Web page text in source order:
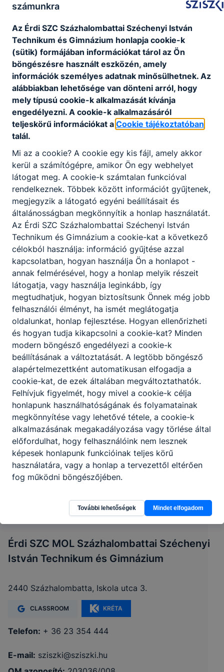
A 2007-2008. tanévben indult először ez a képzés
intézményünkben egy osztállyal. A nyelvi
előkészítő évfolyam célkitűzése az iskolában
oktatott idegen nyelvek (angol, német) mind
alaposabb elsajátítása és bizonyos közismereti
tantárgyak (magyar nyelv, matematika)
felzárkóztatása, szinten tartása. Kiemelt szerepet
kap a képzési struktúrában a digitális kultúra
tantárgy is. Az osztály fő nyelve az angol (10
óra/hét), második nyelve a német (6 óra/hét).
Partnereink
Érdi SZC MOL Százhalombattai Széchenyi
István Technikum és Gimnázium
2440 Százhalombatta, Iskola utca 3.
CLASSROOM KRÉTA
Telefon: + 36 23 354 444
E-mail: sziszki@sziszki.hu
számunkra
Az Érdi SZC Százhalombattai Széchenyi István
Technikum és Gimnázium honlapja cookie-k
(sütik) formájában információkat tárol az Ön
böngészésre használt eszközén, amely
információk személyes adatnak minősülhetnek. Az
alábbiakban lehetősége van dönteni arról, hogy
mely típusú cookie-k alkalmazását kívánja
engedélyezni. A cookie-k alkalmazásáról
teljeskörű információkat a Cookie tájékoztatóban
talál.
Mi az a cookie? A cookie egy kis fájl, amely akkor
kerül a számítógépre, amikor Ön egy webhelyet
látogat meg. A cookie-k számtalan funkcióval
rendelkeznek. Többek között információt gyűjtenek,
megjegyzik a látogató egyéni beállításait és
általánosságban megkönnyítik a honlap használatát.
Az Érdi SZC Százhalombattai Széchenyi István
Technikum és Gimnázium a cookie-kat a következő
célokból használja: információ gyűjtése azzal
kapcsolatban, hogyan használja Ön a honlapot -
annak felmérésével, hogy a honlap melyik részeit
látogatja, vagy használja leginkább, így
megtudhatjuk, hogyan biztosítsunk Önnek még jobb
felhasználói élményt, ha ismét meglátogatja
oldalunkat, honlap fejlesztése. Hogyan ellenőrizheti
és hogyan tudja kikapcsolni a cookie-kat? Minden
modern böngésző engedélyezi a cookie-k
beállításának a változtatását. A legtöbb böngésző
alapértelmezettként automatikusan elfogadja a
cookie-kat, de ezek általában megváltoztathatók.
Felhívjuk figyelmét, hogy mivel a cookie-k célja
honlapunk használhatóságának és folyamatainak
megkönnyítése vagy lehetővé tétele, a cookie-k
alkalmazásának megakadályozása vagy törlése által
előfordulhat, hogy felhasználóink nem lesznek
képesek honlapunk funkcióinak teljes körű
használatára, vagy a honlap a tervezettől eltérően
fog működni böngészőjében.
További lehetőségek Mindet elfogadom